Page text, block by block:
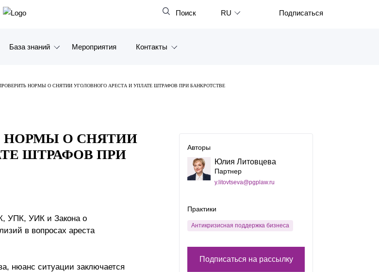
Закрыть
Поиск RU
日本語
Português
Подписаться
База знаний
Видео
Презентации экспертов
Мероприятия Контакты
НОРМЫ О СНЯТИИ УГОЛОВНОГО АРЕСТА И УПЛАТЕ ШТРАФОВ ПРИ БАНКРОТСТВЕ
НОРМЫ О СНЯТИИ
ШТРАФОВ ПРИ
УПК, УИК и Закона о
в вопросах ареста
нюанс ситуации заключается
Авторы
Юлия Литовцева
Партнер
y.litovtseva@pgplaw.ru
Практики
Антикризисная поддержка бизнеса
Подписаться на рассылку